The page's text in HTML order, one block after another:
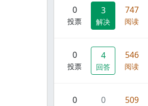
0
投票
3
解决
747
阅读
0
投票
4
回答
546
阅读
0 0 509